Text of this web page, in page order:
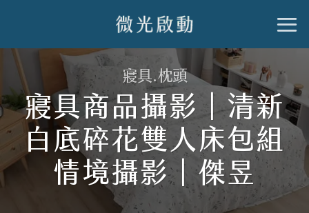
內
容
寢具.枕頭
寢具商品攝影｜清新
白底碎花雙人床包組
情境攝影｜傑昱